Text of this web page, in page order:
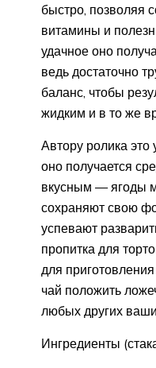
быстро, позволяя
витамины и
удачное оно
ведь достаточно
баланс, чтобы
жидким и в то же
Автору ролика это
оно получается
вкусным — ягоды
сохраняют свою
успевают
пропитка для
для
чай положить
любых других
Ингредиенты